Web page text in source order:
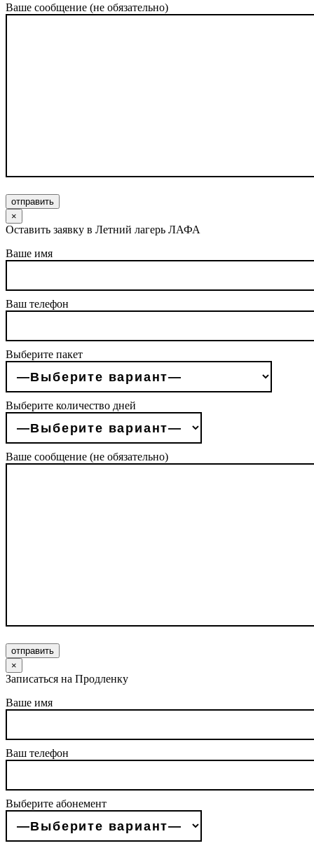
Ваше сообщение (не обязательно)
отправить
×
Оставить заявку в Летний лагерь ЛАФА
Ваше имя
Ваш телефон
Выберите пакет
Выберите количество дней
Ваше сообщение (не обязательно)
отправить
×
Записаться на Продленку
Ваше имя
Ваш телефон
Выберите абонемент